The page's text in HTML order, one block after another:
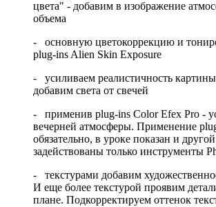
цвета" - добавим в изображение
объема
- основную цветокоррекцию и
plug-ins Alien Skin Exposure
- усиливаем реалистичность картины
добавим света от свечей
- применив plug-ins Color Efex Pro -
вечерней атмосферы. Применение
обязательно, в уроке показан и
задействованы только инструменты
- текстурами добавим
И еще более текстурой проявим
плане. Подкорректируем оттенок